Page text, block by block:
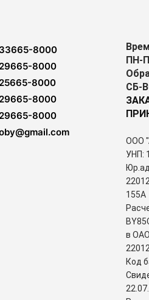
8000
8000
8000
8000
8000
ПН-
СБ-
ООО
УНП:
155А
в
Код